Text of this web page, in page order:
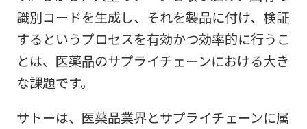
識別コードを生成し、それを製品に付け、検証
するというプロセスを有効かつ効率的に行うこ
とは、医薬品のサプライチェーンにおける大き
な課題です。
サトーは、医薬品業界とサプライチェーンに属